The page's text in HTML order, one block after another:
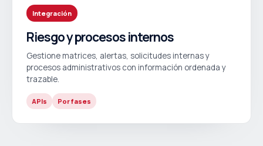
Integración
Riesgo y procesos internos
Gestione matrices, alertas, solicitudes internas y
procesos administrativos con información ordenada y
trazable.
APIs Por fases